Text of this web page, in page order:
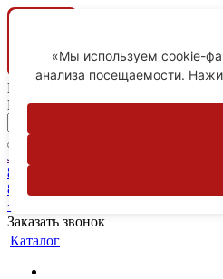
Ваш город
Пятигорск
Личный кабинет
8-800-775-59-89
8-800-775-59-89
+7 918 754-83-77
Заказать звонок
Каталог
«Мы используем cookie-
анализа посещаемости.